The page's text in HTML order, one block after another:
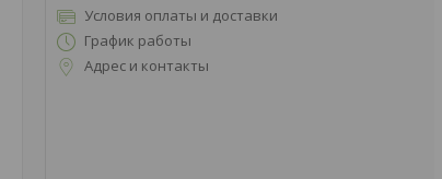
Условия оплаты и доставки
График работы
Адрес и контакты